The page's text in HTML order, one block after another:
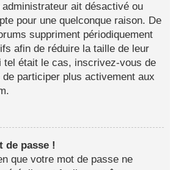
administrateur ait désactivé ou
pour une quelconque raison. De
suppriment périodiquement
afin de réduire la taille de leur
tel était le cas, inscrivez-vous de
participer plus activement aux
de passe !
que votre mot de passe ne